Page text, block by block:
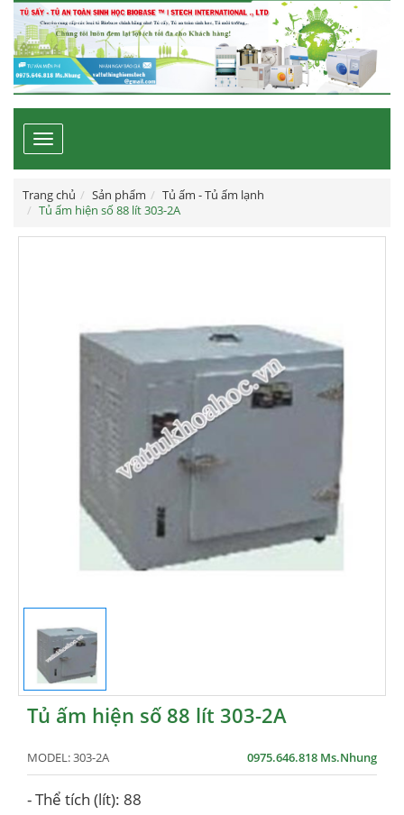
Toggle
navigation
Trang chủ Sản phẩm
Tủ ấm - Tủ ấm lạnh
Tủ ấm hiện số 88 lít 303-2A
Tủ ấm hiện số 88 lít 303-2A
MODEL:303-2A 0975.646.818 Ms.Nhung
- Thể tích (lít): 88